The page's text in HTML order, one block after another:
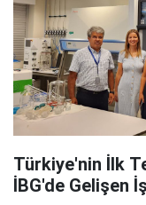
Türkiye'nin İlk
İBG'de Gelişen